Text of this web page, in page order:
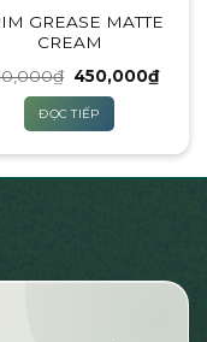
GREASE MATTE
CREAM
₫ Giá
là:
500,000₫.
450,000₫Giá
hiện
ĐỌC TIẾP